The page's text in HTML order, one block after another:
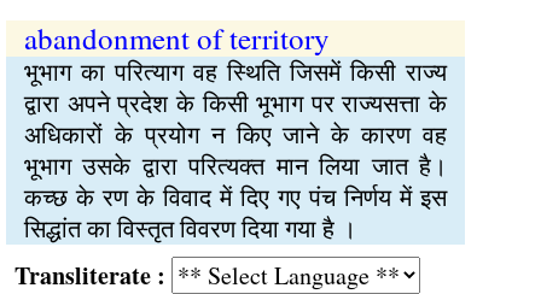
abandonment of territory
भूभाग का परित्याग वह स्थिति जिसमें किसी राज्य
द्वारा अपने प्रदेश के किसी भूभाग पर राज्यसत्ता के
अधिकारों के प्रयोग न किए जाने के कारण वह
भूभाग उसके द्वारा परित्यक्त मान लिया जात है।
कच्छ के रण के विवाद में दिए गए पंच निर्णय में इस
सिद्धांत का विस्तृत विवरण दिया गया है ।
: